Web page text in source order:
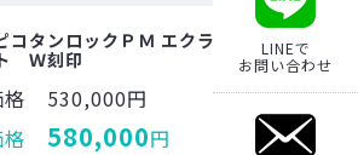
タンロックＰＭ エクラ ニ
Ｗ刻印
530,000円
580,000円
LINEで
お問い合わせ